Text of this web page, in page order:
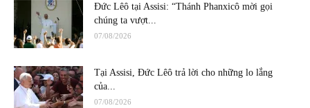
Đức Lêô tại Assisi: “Thánh Phanxicô mời gọi
chúng ta vượt...
07/08/2026
Tại Assisi, Đức Lêô trả lời cho những lo lắng
của...
07/08/2026